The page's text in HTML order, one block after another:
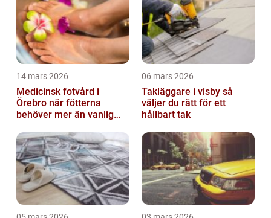
14 mars 2026
Medicinsk fotvård i
Örebro när fötterna
behöver mer än vanlig
06 mars 2026
Takläggare i visby så
väljer du rätt för ett
hållbart tak